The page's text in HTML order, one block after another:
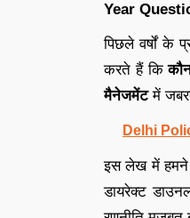
Year
पिछले वर्षों के
करते हैं कि
मैनेजमेंटमें
Delhi
इस लेख में
डायरेक्ट